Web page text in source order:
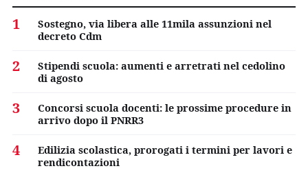
1
Sostegno, via libera alle 11mila assunzioni nel
decreto Cdm
2
Stipendi scuola: aumenti e arretrati nel cedolino
di agosto
3
Concorsi scuola docenti: le prossime procedure in
arrivo dopo il PNRR3
4
Edilizia scolastica, prorogati i termini per lavori e
rendicontazioni